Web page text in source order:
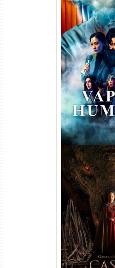
Vapor Humano
Torrent (2026)
Dual
A Casa do
Temporada
WEB-DL